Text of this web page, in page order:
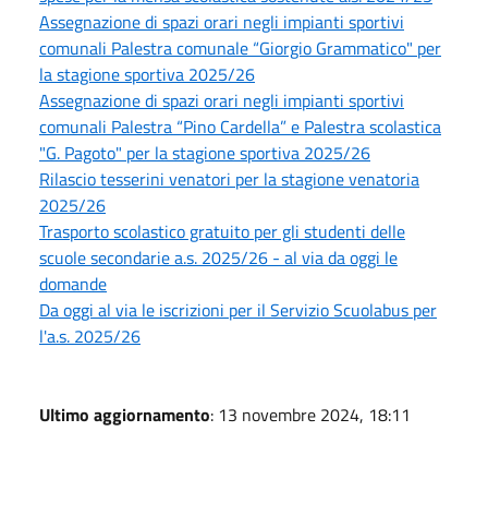
Assegnazione di spazi orari negli impianti sportivi
comunali Palestra comunale “Giorgio Grammatico" per
la stagione sportiva 2025/26
Assegnazione di spazi orari negli impianti sportivi
comunali Palestra “Pino Cardella” e Palestra scolastica
"G. Pagoto" per la stagione sportiva 2025/26
Rilascio tesserini venatori per la stagione venatoria
2025/26
Trasporto scolastico gratuito per gli studenti delle
scuole secondarie a.s. 2025/26 - al via da oggi le
domande
Da oggi al via le iscrizioni per il Servizio Scuolabus per
l'a.s. 2025/26
Ultimo aggiornamento: 13 novembre 2024, 18:11